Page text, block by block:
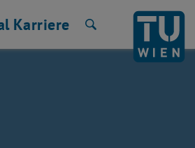
Karriere